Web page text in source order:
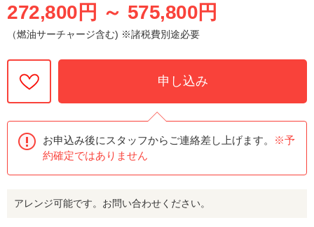
272,800円 ～ 575,800円
（燃油サーチャージ含む) ※諸税費別途必要
申し込み
お申込み後にスタッフからご連絡差し上げます。
※予
約確定ではありません
アレンジ可能です。お問い合わせください。